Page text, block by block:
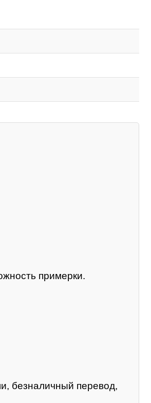
примерки.
безналичный перевод,